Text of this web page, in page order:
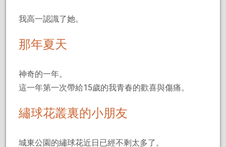
我高一認識了她。
那年夏天
神奇的一年。
這一年第一次帶給15歲的我青春的歡喜與傷痛。
繡球花叢裏的小朋友
城東公園的繡球花近日已經不剩太多了。